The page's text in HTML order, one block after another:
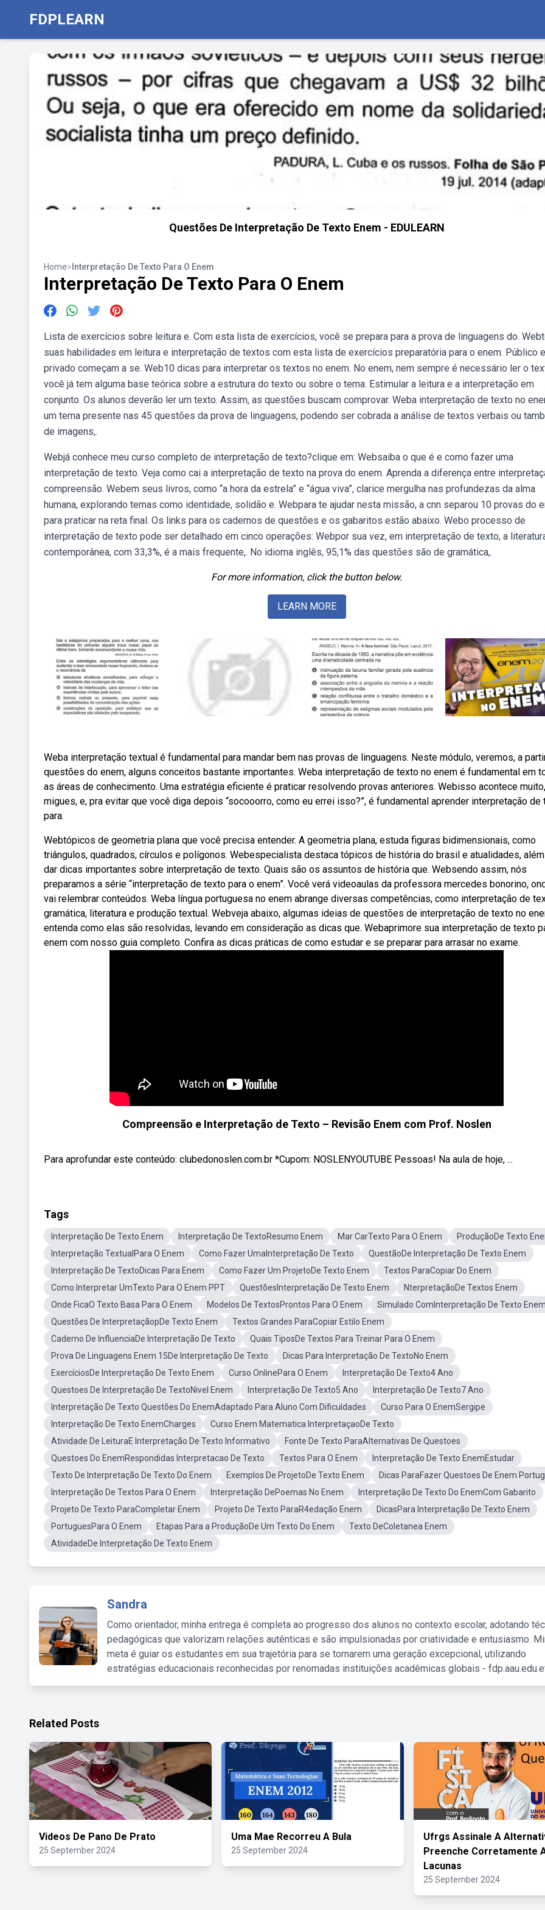
FDPLEARN
Questões De Interpretação De Texto Enem - EDULEARN
Home> Interpretação De Texto Para O Enem
Interpretação De Texto Para O Enem
Lista de exercícios sobre leitura e. Com esta lista de exercícios, você se prepara para a prova de linguagens do.
suas habilidades em leitura e interpretação de textos com esta lista de exercícios preparatória para o enem. Público e
privado começam a se. Web10 dicas para interpretar os textos no enem. No enem, nem sempre é necessário ler o
você já tem alguma base teórica sobre a estrutura do texto ou sobre o tema. Estimular a leitura e a interpretação em
conjunto. Os alunos deverão ler um texto. Assim, as questões buscam comprovar. Weba interpretação de texto no
um tema presente nas 45 questões da prova de linguagens, podendo ser cobrada a análise de textos verbais ou
de imagens,.
Webjá conhece meu curso completo de interpretação de texto?clique em: Websaiba o que é e como fazer uma
interpretação de texto. Veja como cai a interpretação de texto na prova do enem. Aprenda a diferença entre
compreensão. Webem seus livros, como “a hora da estrela” e “água viva”, clarice mergulha nas profundezas da alma
humana, explorando temas como identidade, solidão e. Webpara te ajudar nesta missão, a cnn separou 10 provas do
para praticar na reta final. Os links para os cadernos de questões e os gabaritos estão abaixo. Webo processo de
interpretação de texto pode ser detalhado em cinco operações: Webpor sua vez, em interpretação de texto, a
contemporânea, com 33,3%, é a mais frequente,. No idioma inglês, 95,1% das questões são de gramática,.
For more information, click the button below.
LEARN MORE
Weba interpretação textual é fundamental para mandar bem nas provas de linguagens. Neste módulo, veremos, a
questões do enem, alguns conceitos bastante importantes. Weba interpretação de texto no enem é fundamental em
as áreas de conhecimento. Uma estratégia eficiente é praticar resolvendo provas anteriores. Webisso acontece muito,
migues, e, pra evitar que você diga depois “socooorro, como eu errei isso?”, é fundamental aprender interpretação de
para.
Webtópicos de geometria plana que você precisa entender. A geometria plana, estuda figuras bidimensionais, como
triângulos, quadrados, círculos e polígonos. Webespecialista destaca tópicos de história do brasil e atualidades,
dar dicas importantes sobre interpretação de texto. Quais são os assuntos de história que. Websendo assim, nós
preparamos a série “interpretação de texto para o enem”. Você verá videoaulas da professora mercedes bonorino,
vai relembrar conteúdos. Weba língua portuguesa no enem abrange diversas competências, como interpretação de
gramática, literatura e produção textual. Webveja abaixo, algumas ideias de questões de interpretação de texto no
entenda como elas são resolvidas, levando em consideração as dicas que. Webaprimore sua interpretação de texto
enem com nosso guia completo. Confira as dicas práticas de como estudar e se preparar para arrasar no exame.
Compreensão e Interpretação de Texto – Revisão Enem com Prof. Noslen
Para aprofundar este conteúdo: clubedonoslen.com.br *Cupom: NOSLENYOUTUBE Pessoas! Na aula de hoje, ...
Tags
Interpretação De Texto Enem Interpretação De TextoResumo Enem Mar CarTexto Para O Enem
ProduçãoDe Texto
Interpretação TextualPara O Enem
Como Fazer UmaInterpretação De Texto
QuestãoDe Interpretação De Texto Enem
Interpretação De TextoDicas Para Enem
Como Fazer Um ProjetoDe Texto Enem
Textos ParaCopiar Do Enem
Como Interpretar UmTexto Para O Enem PPT
QuestõesInterpretação De Texto Enem
NterpretaçãoDe Textos Enem
Onde FicaO Texto Basa Para O Enem
Modelos De TextosProntos Para O Enem
Simulado ComInterpretação De Texto
Questões De InterpretaçãopDe Texto Enem
Textos Grandes ParaCopiar Estilo Enem
Caderno De InfluenciaDe Interpretação De Texto
Quais TiposDe Textos Para Treinar Para O Enem
Prova De Linguagens Enem 15De Interpretação De Texto
Dicas Para Interpretação De TextoNo Enem
ExercíciosDe Interpretação De Texto Enem
Curso OnlinePara O Enem
Interpretação De Texto4 Ano
Questoes De Interpretação De TextoNivel Enem
Interpretação De Texto5 Ano
Interpretação De Texto7 Ano
Interpretação De Texto Questões Do EnemAdaptado Para Aluno Com Dificuldades
Curso Para O EnemSergipe
Interpretação De Texto EnemCharges
Curso Enem Matematica InterpretaçaoDe Texto
Atividade De LeituraE Interpretação De Texto Informativo
Fonte De Texto ParaAlternativas De Questoes
Questoes Do EnemRespondidas Interpretacao De Texto
Textos Para O Enem
Interpretação De Texto EnemEstudar
Texto De Interpretação De Texto Do Enem
Exemplos De ProjetoDe Texto Enem
Dicas ParaFazer Questoes De Enem
Interpretação De Textos Para O Enem
Interpretação DePoemas No Enem
Interpretação De Texto Do EnemCom Gabarito
Projeto De Texto ParaCompletar Enem
Projeto De Texto ParaR4edação Enem
DicasPara Interpretação De Texto Enem
PortuguesPara O Enem
Etapas Para a ProduçãoDe Um Texto Do Enem
Texto DeColetanea Enem
AtividadeDe Interpretação De Texto Enem
Sandra
Como orientador, minha entrega é completa ao progresso dos alunos no contexto escolar, adotando
pedagógicas que valorizam relações autênticas e são impulsionadas por criatividade e entusiasmo.
meta é guiar os estudantes em sua trajetória para se tornarem uma geração excepcional, utilizando
estratégias educacionais reconhecidas por renomadas instituições acadêmicas globais -
Related Posts
Videos De Pano De Prato
25 September 2024
Uma Mae Recorreu A Bula
25 September 2024
Ufrgs Assinale A
Preenche Corretamente
Lacunas
25 September 2024